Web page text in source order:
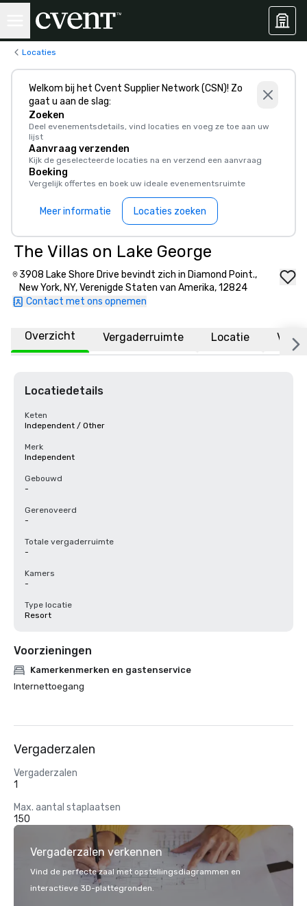
Locaties
Welkom bij het Cvent Supplier Network (CSN)! Zo
gaat u aan de slag:
Zoeken
Deel evenementsdetails, vind locaties en voeg ze toe aan uw
lijst
Aanvraag verzenden
Kijk de geselecteerde locaties na en verzend een aanvraag
Boeking
Vergelijk offertes en boek uw ideale evenementsruimte
Meer informatie Locaties zoeken
The Villas on Lake George
3908 Lake Shore Drive bevindt zich in Diamond Point.,
New York, NY, Verenigde Staten van Amerika, 12824
Contact met ons opnemen
Overzicht Vergaderruimte Locatie
Locatiedetails
Keten
Independent / Other
Merk
Independent
Gebouwd
-
Gerenoveerd
-
Totale vergaderruimte
-
Kamers
-
Type locatie
Resort
Voorzieningen
Kamerkenmerken en gastenservice
Internettoegang
Vergaderzalen
Vergaderzalen
1
Max. aantal staplaatsen
150
Vergaderzalen verkennen
Vind de perfecte zaal met opstellingsdiagrammen en
interactieve 3D-plattegronden.